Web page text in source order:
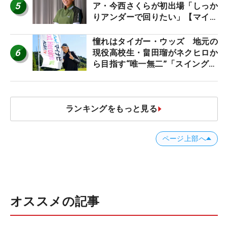
5
ア・今西さくらが初出場「しっか
りアンダーで回りたい」【マイナ
6
憧れはタイガー・ウッズ 地元の
現役高校生・畠田瑠がネクヒロか
ら目指す“唯一無二”「スイングは
ランキングをもっと見る
ページ上部へ
オススメの記事